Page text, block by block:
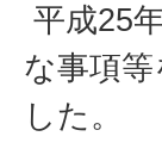
平成25
な事項
した。